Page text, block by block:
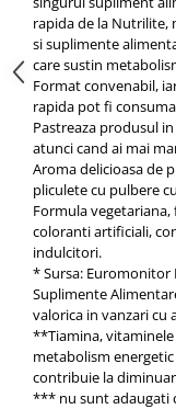
rapida de la Nutrilite,
si suplimente
care sustin
Format convenabil,
rapida pot fi
Pastreaza produsul
atunci cand ai mai
Aroma delicioasa de
pliculete cu pulbere
Formula vegetariana,
coloranti artificiali,
indulcitori.
* Sursa: Euromonitor
Suplimente
valorica in vanzari cu
**Tiamina, vitaminele
metabolism energetic
contribuie la
*** nu sunt adaugati